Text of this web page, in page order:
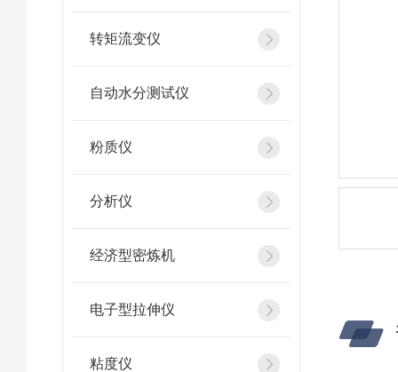
转矩流变仪
自动水分测试仪
粉质仪
分析仪
经济型密炼机
电子型拉伸仪
粘度仪